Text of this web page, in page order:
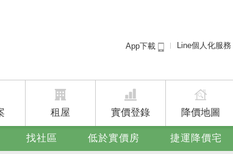
App下載 Line個人化服務
租屋 實價登錄 降價地圖
找社區 低於實價房 捷運降價宅